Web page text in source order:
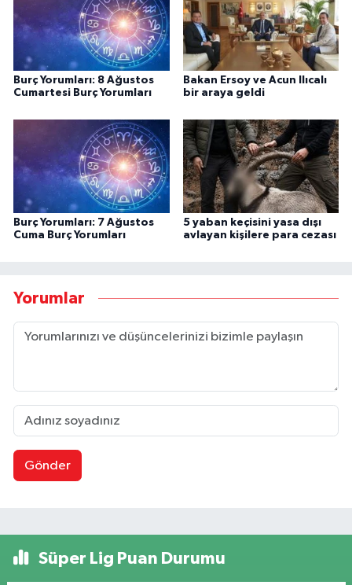
Burç Yorumları: 8 Ağustos
Cumartesi Burç Yorumları
Bakan Ersoy ve Acun Ilıcalı
bir araya geldi
Burç Yorumları: 7 Ağustos
Cuma Burç Yorumları
5 yaban keçisini yasa dışı
avlayan kişilere para cezası
Yorumlar
Gönder
Süper Lig Puan Durumu